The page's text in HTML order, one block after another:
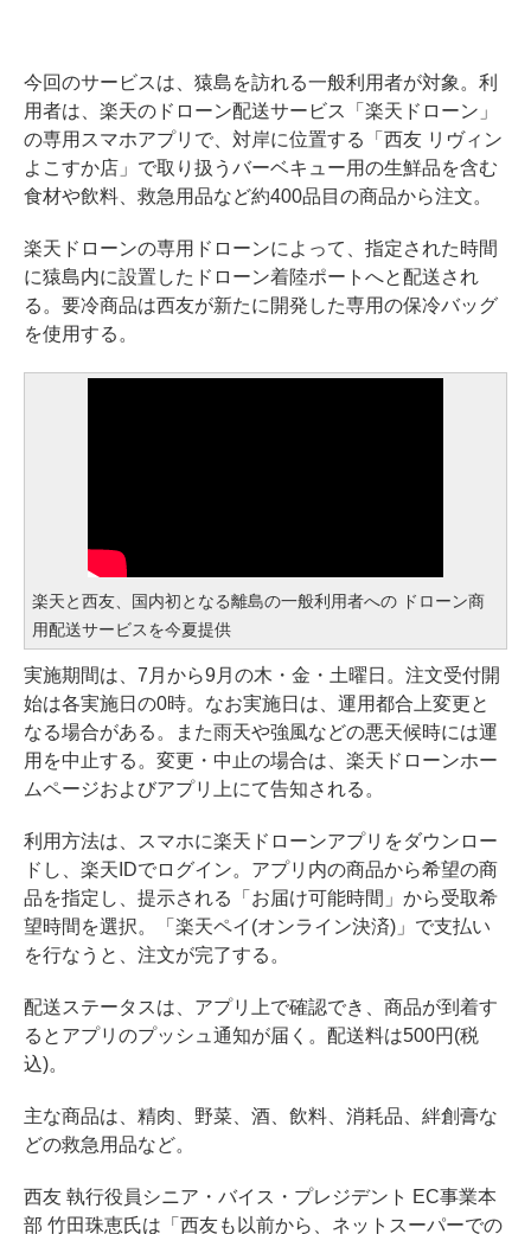
今回のサービスは、猿島を訪れる一般利用者が対象。利
用者は、楽天のドローン配送サービス「楽天ドローン」
の専用スマホアプリで、対岸に位置する「西友 リヴィン
よこすか店」で取り扱うバーベキュー用の生鮮品を含む
食材や飲料、救急用品など約400品目の商品から注文。
楽天ドローンの専用ドローンによって、指定された時間
に猿島内に設置したドローン着陸ポートへと配送され
る。要冷商品は西友が新たに開発した専用の保冷バッグ
を使用する。
楽天と西友、国内初となる離島の一般利用者への ドローン商
用配送サービスを今夏提供
実施期間は、7月から9月の木・金・土曜日。注文受付開
始は各実施日の0時。なお実施日は、運用都合上変更と
なる場合がある。また雨天や強風などの悪天候時には運
用を中止する。変更・中止の場合は、楽天ドローンホー
ムページおよびアプリ上にて告知される。
利用方法は、スマホに楽天ドローンアプリをダウンロー
ドし、楽天IDでログイン。アプリ内の商品から希望の商
品を指定し、提示される「お届け可能時間」から受取希
望時間を選択。「楽天ペイ(オンライン決済)」で支払い
を行なうと、注文が完了する。
配送ステータスは、アプリ上で確認でき、商品が到着す
るとアプリのプッシュ通知が届く。配送料は500円(税
込)。
主な商品は、精肉、野菜、酒、飲料、消耗品、絆創膏な
どの救急用品など。
西友 執行役員シニア・バイス・プレジデント EC事業本
部 竹田珠恵氏は「西友も以前から、ネットスーパーでの